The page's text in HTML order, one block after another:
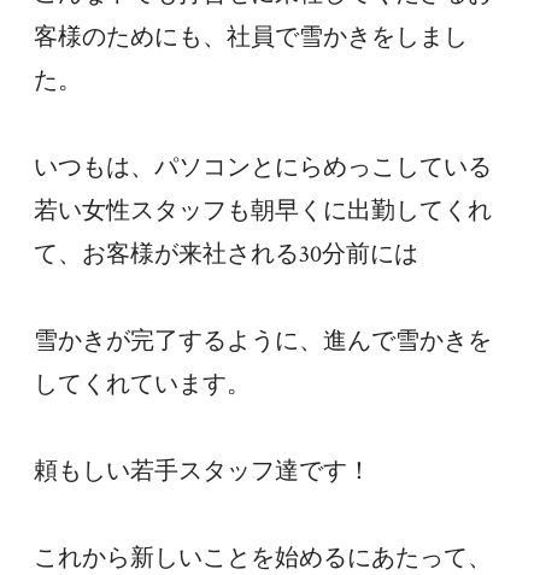
客様のためにも、社員で雪かきをしまし
た。
いつもは、パソコンとにらめっこしている
若い女性スタッフも朝早くに出勤してくれ
て、お客様が来社される30分前には
雪かきが完了するように、進んで雪かきを
してくれています。
頼もしい若手スタッフ達です！
これから新しいことを始めるにあたって、